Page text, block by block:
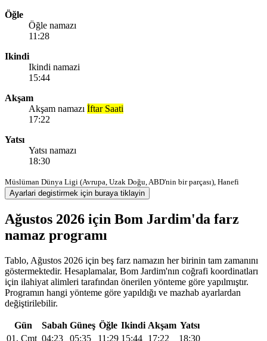
Öğle
Öğle namazı
11:28
Ikindi
Ikindi namazi
15:44
Akşam
Akşam namazı İftar Saati
17:22
Yatsı
Yatsı namazı
18:30
Müslüman Dünya Ligi (Avrupa, Uzak Doğu, ABD'nin bir parçası), Hanefi
Ayarlari degistirmek için buraya tiklayin
Ağustos 2026 için Bom Jardim'da farz
namaz programı
Tablo, Ağustos 2026 için beş farz namazın her birinin tam zamanını
göstermektedir. Hesaplamalar, Bom Jardim'nın coğrafi koordinatları
için ilahiyat alimleri tarafından önerilen yönteme göre yapılmıştır.
Programın hangi yönteme göre yapıldığı ve mazhab ayarlardan
değiştirilebilir.
Gün Sabah Güneş Öğle Ikindi Akşam Yatsı
01, Cmt 04:23 05:35 11:29 15:44 17:22
18:30